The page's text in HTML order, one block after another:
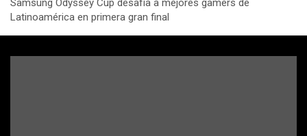
Samsung Odyssey Cup desafía a mejores gamers de
Latinoamérica en primera gran final